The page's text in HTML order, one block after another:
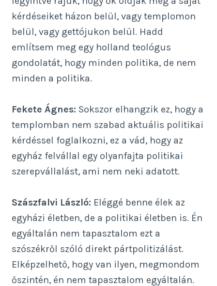
kérdéseiket házon belül, vagy templomon
belül, vagy gettójukon belül. Hadd
említsem meg egy holland teológus
gondolatát, hogy minden politika, de nem
minden a politika.
Fekete Ágnes: Sokszor elhangzik ez, hogy a
templomban nem szabad aktuális politikai
kérdéssel foglalkozni, ez a vád, hogy az
egyház felvállal egy olyanfajta politikai
szerepvállalást, ami nem neki adatott.
Szászfalvi László: Eléggé benne élek az
egyházi életben, de a politikai életben is. Én
egyáltalán nem tapasztalom ezt a
szószékről szóló direkt pártpolitizálást.
Elképzelhető, hogy van ilyen, megmondom
őszintén, én nem tapasztalom egyáltalán.